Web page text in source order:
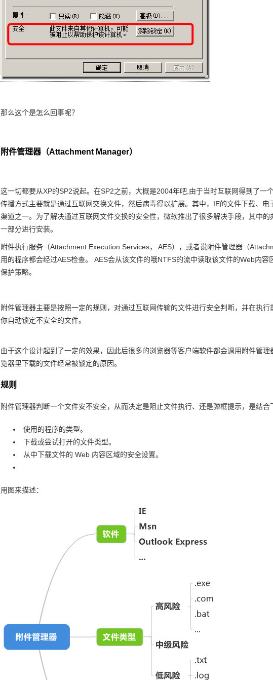
那么这个是怎么回事呢？
附件管理器（Attachment Manager）
这一切都要从XP的SP2说起。在SP2之前，大概是2004年吧,由于当时互联网得到了
传播方式主要就是通过互联网交换文件，然后病毒得以扩展。其中，IE的文件下载、
渠道之一。为了解决通过互联网文件交换的安全性，微软推出了很多解决手段，其中
一部分进行安装。
附件执行服务（Attachment Execution Services， AES），或者说附件管理器（
用的程序都会经过AES检查。 AES会从该文件的哦NTFS的流中读取该文件的Web内
保护策略。
附件管理器主要是按照一定的规则，对通过互联网传输的文件进行安全判断，并在执
你自动锁定不安全的文件。
由于这个设计起到了一定的效果，因此后很多的浏览器等客户端软件都会调用附件管
览器里下载的文件经常被锁定的原因。
规则
附件管理器判断一个文件安不安全，从而决定是阻止文件执行、还是弹框提示，是结合
使用的程序的类型。
下载或尝试打开的文件类型。
从中下载文件的 Web 内容区域的安全设置。
用图来描述：